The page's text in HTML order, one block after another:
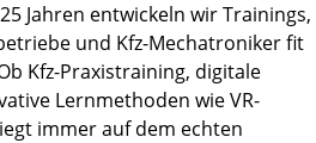
Jahren entwickeln wir Trainings,
und Kfz-Mechatroniker fit
Kfz-Praxistraining, digitale
Lernmethoden wie VR-
immer auf dem echten